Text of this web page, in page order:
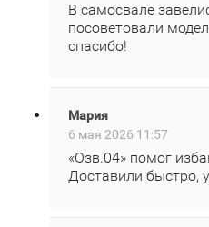
В самосвале
посоветовали
спасибо!
Мария
6 мая 2026 11:57
«Озв.04» помог
Доставили быстро,